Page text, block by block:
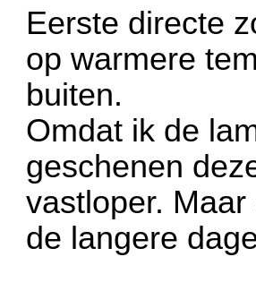
Eerste directe
op warmere
buiten.
Omdat ik de
geschenen
vastloper.
de langere